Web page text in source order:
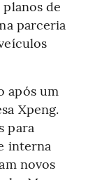
de
parceria
após um
Xpeng.
para
interna
novos